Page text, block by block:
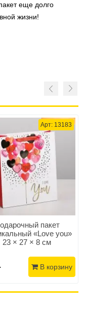
еще долго
жизни!
Арт: 13183
пакет
«Love you»
23 × 27 × 8 см
В корзину